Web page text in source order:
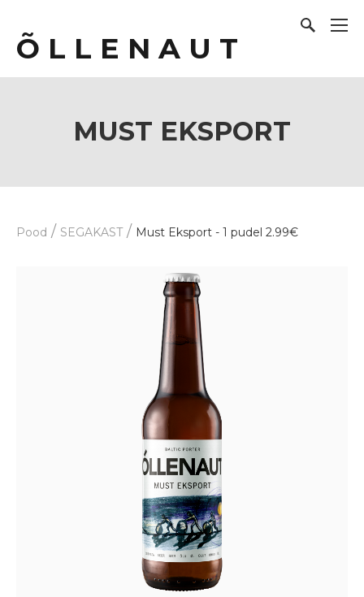
Õ L L E N A U T
MUST EKSPORT
Pood / SEGAKAST / Must Eksport - 1 pudel 2.99€